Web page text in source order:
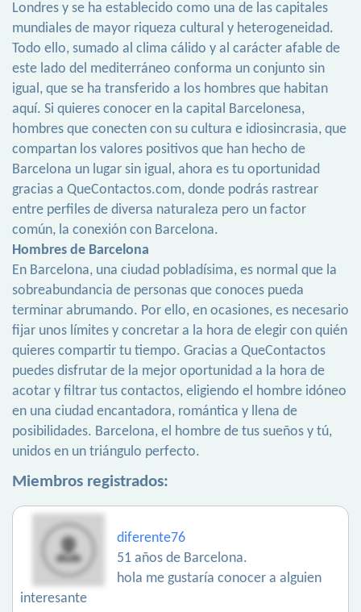
Londres y se ha establecido como una de las capitales
mundiales de mayor riqueza cultural y heterogeneidad.
Todo ello, sumado al clima cálido y al carácter afable de
este lado del mediterráneo conforma un conjunto sin
igual, que se ha transferido a los hombres que habitan
aquí. Si quieres conocer en la capital Barcelonesa,
hombres que conecten con su cultura e idiosincrasia, que
compartan los valores positivos que han hecho de
Barcelona un lugar sin igual, ahora es tu oportunidad
gracias a QueContactos.com, donde podrás rastrear
entre perfiles de diversa naturaleza pero un factor
común, la conexión con Barcelona.
Hombres de Barcelona
En Barcelona, una ciudad pobladísima, es normal que la
sobreabundancia de personas que conoces pueda
terminar abrumando. Por ello, en ocasiones, es necesario
fijar unos límites y concretar a la hora de elegir con quién
quieres compartir tu tiempo. Gracias a QueContactos
puedes disfrutar de la mejor oportunidad a la hora de
acotar y filtrar tus contactos, eligiendo el hombre idóneo
en una ciudad encantadora, romántica y llena de
posibilidades. Barcelona, el hombre de tus sueños y tú,
unidos en un triángulo perfecto.
Miembros registrados:
diferente76
51 años de Barcelona.
hola me gustaría conocer a alguien
interesante